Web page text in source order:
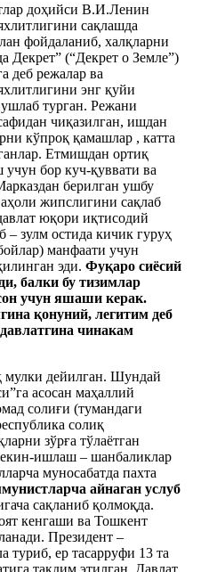
доҳийси В.И.Ленин
сақлашда
фойдаланиб, халқларни
Декрет” (“Декрет о Земле”)
деб режалар ва
энг қуйи
ушлаб турган. Режани
чиқазилган, ишдан
кўпроқ қамашлар , катта
Етмишдан ортиқ
бор куч-қуввати ва
берилган ушбу
жипслигини сақлаб
юқори иқтисодий
– зулм остида кичик гуруҳ
манфаати учун
эди. Фуқаро сиёсий
балки бу тизимлар
учун яшаши керак.
қонуний, легитим деб
чинакам
мулки дейилган. Шундай
асосан маҳаллий
солиғи (тумандаги
солиқ
зўрға тўлаётган
ишлаш – шанбаликлар
муносабатда пахта
айнаган услуб
сақланиб қолмоқда.
кенгаши ва Тошкент
Президент –
туриб, ер тасарруфи 13 та
тақдим этилган. Давлат